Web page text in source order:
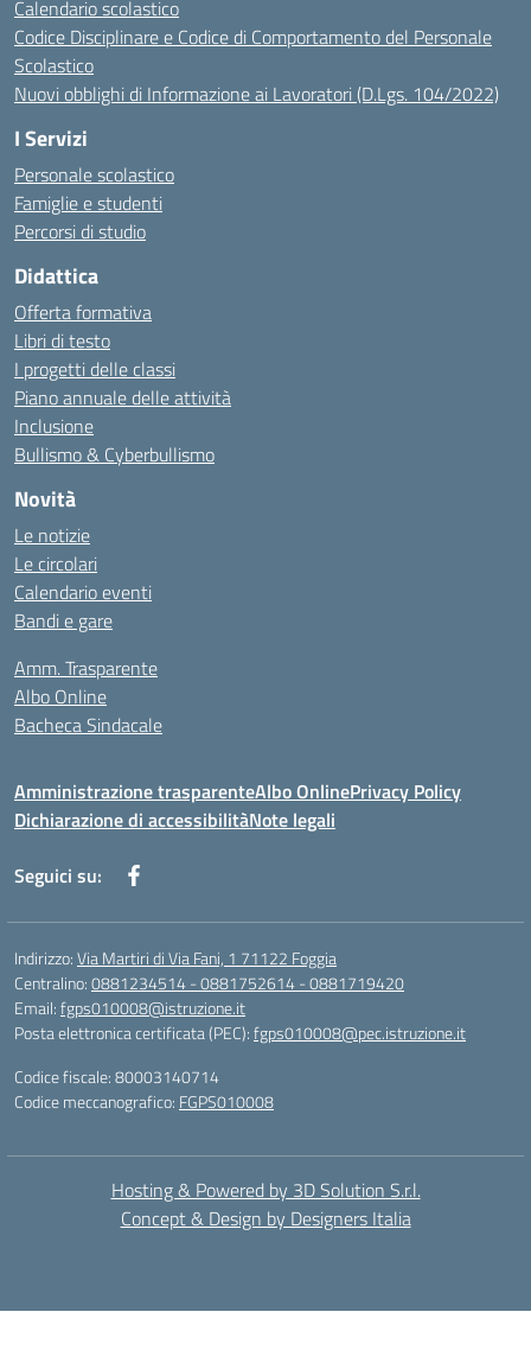
Calendario scolastico
Codice Disciplinare e Codice di Comportamento del Personale
Scolastico
Nuovi obblighi di Informazione ai Lavoratori (D.Lgs. 104/2022)
I Servizi
Personale scolastico
Famiglie e studenti
Percorsi di studio
Didattica
Offerta formativa
Libri di testo
I progetti delle classi
Piano annuale delle attività
Inclusione
Bullismo & Cyberbullismo
Novità
Le notizie
Le circolari
Calendario eventi
Bandi e gare
Amm. Trasparente
Albo Online
Bacheca Sindacale
Amministrazione trasparenteAlbo OnlinePrivacy Policy
Dichiarazione di accessibilitàNote legali
Seguici su:
Indirizzo:Via Martiri di Via Fani, 1 71122 Foggia
Centralino:0881234514 - 0881752614 - 0881719420
Email:fgps010008@istruzione.it
Posta elettronica certificata (PEC):fgps010008@pec.istruzione.it
Codice fiscale: 80003140714
Codice meccanografico: FGPS010008
Hosting & Powered by 3D Solution S.r.l.
Concept & Design by Designers Italia